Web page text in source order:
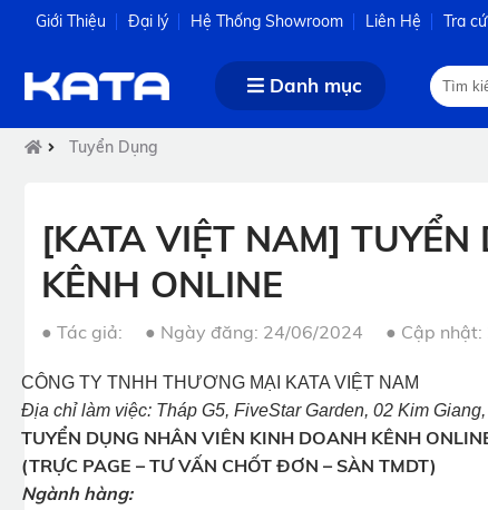
Giới Thiệu Đại lý Hệ Thống Showroom Liên Hệ Tra
Danh mục
Tuyển Dụng
[KATA VIỆT NAM]
KÊNH ONLINE
● Tác giả: ● Ngày đăng: 24/06/2024 ● Cập
CÔNG TY TNHH THƯƠNG MẠI KATA VIỆT NAM
Địa chỉ làm việc: Tháp G5, FiveStar Garden, 02 Kim
TUYỂN DỤNG NHÂN VIÊN KINH DOANH KÊNH
(TRỰC PAGE – TƯ VẤN CHỐT ĐƠN – SÀN TMDT)
Ngành hàng: